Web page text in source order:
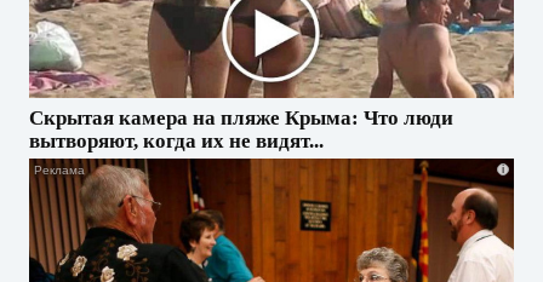
Скрытая камера на пляже Крыма: Что люди
вытворяют, когда их не видят...
i